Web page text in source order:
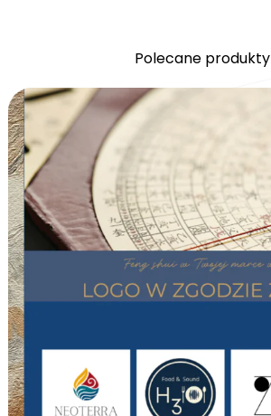
Polecane produkty